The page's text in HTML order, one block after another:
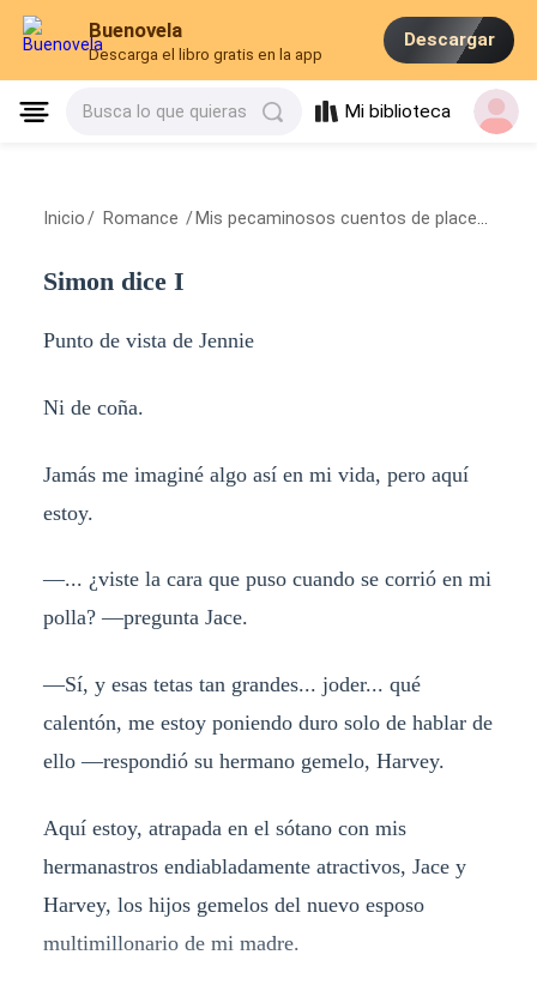
Buenovela
Descarga el libro gratis en la app
Descargar
Busca lo que quieras Mi biblioteca
Inicio / Romance / Mis pecaminosos cuentos de placer
Simon dice I
Punto de vista de Jennie
Ni de coña.
Jamás me imaginé algo así en mi vida, pero aquí
estoy.
—... ¿viste la cara que puso cuando se corrió en mi
polla? —pregunta Jace.
—Sí, y esas tetas tan grandes... joder... qué
calentón, me estoy poniendo duro solo de hablar de
ello —respondió su hermano gemelo, Harvey.
Aquí estoy, atrapada en el sótano con mis
hermanastros endiabladamente atractivos, Jace y
Harvey, los hijos gemelos del nuevo esposo
multimillonario de mi madre.